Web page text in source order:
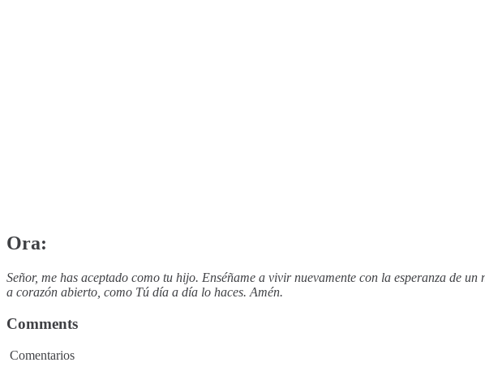
Ora:
Señor, me has aceptado como tu hijo. Enséñame a vivir nuevamente con la esperanza de
a corazón abierto, como Tú día a día lo haces. Amén.
Comments
Comentarios